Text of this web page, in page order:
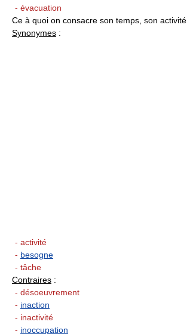
- évacuation
Ce à quoi on consacre son temps, son activité
Synonymes :
- activité
- besogne
- tâche
Contraires :
- désoeuvrement
- inaction
- inactivité
- inoccupation